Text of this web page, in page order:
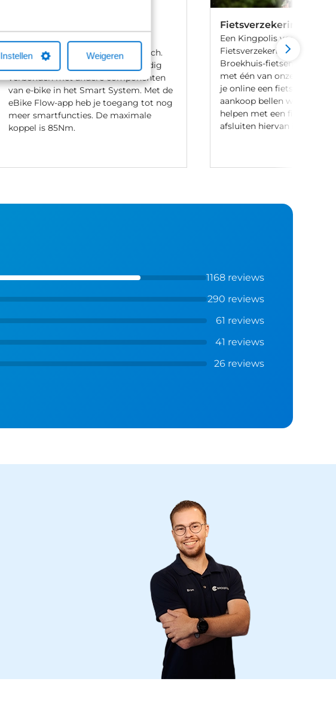
Instellen Weigeren
Smart
Een zeer krachtige motor van Bosch.
Deze gen 4 van de CX is ook volledig
verbonden met andere componenten
van e-bike in het Smart System. Met de
eBike Flow-app heb je toegang tot nog
meer smartfuncties. De maximale
koppel is 85Nm.
Fietsverzekering
Een Kingpolis voor
Fietsverzekering sluit je af
Broekhuis-fietsenwinkels
met één van onze
je online een fiets bij
aankoop bellen we je altijd
helpen met een
afsluiten hiervan is niet
1168 reviews
290 reviews
61 reviews
41 reviews
26 reviews